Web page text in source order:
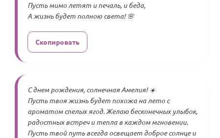
Пусть мимо летят и печаль, и беда,
А жизнь будет полною света! 🌸
Скопировать
С днем рождения, солнечная Амелия! ☀️
Пусть твоя жизнь будет похожа на лето с
ароматом спелых ягод. Желаю бесконечных улыбок,
радостных встреч и тепла в каждом мгновении.
Пусть твой путь всегда освещает доброе солнце и